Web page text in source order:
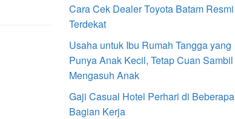
Cara Cek Dealer Toyota Batam Resmi
Terdekat
Usaha untuk Ibu Rumah Tangga yang
Punya Anak Kecil, Tetap Cuan Sambil
Mengasuh Anak
Gaji Casual Hotel Perhari di Beberapa
Bagian Kerja